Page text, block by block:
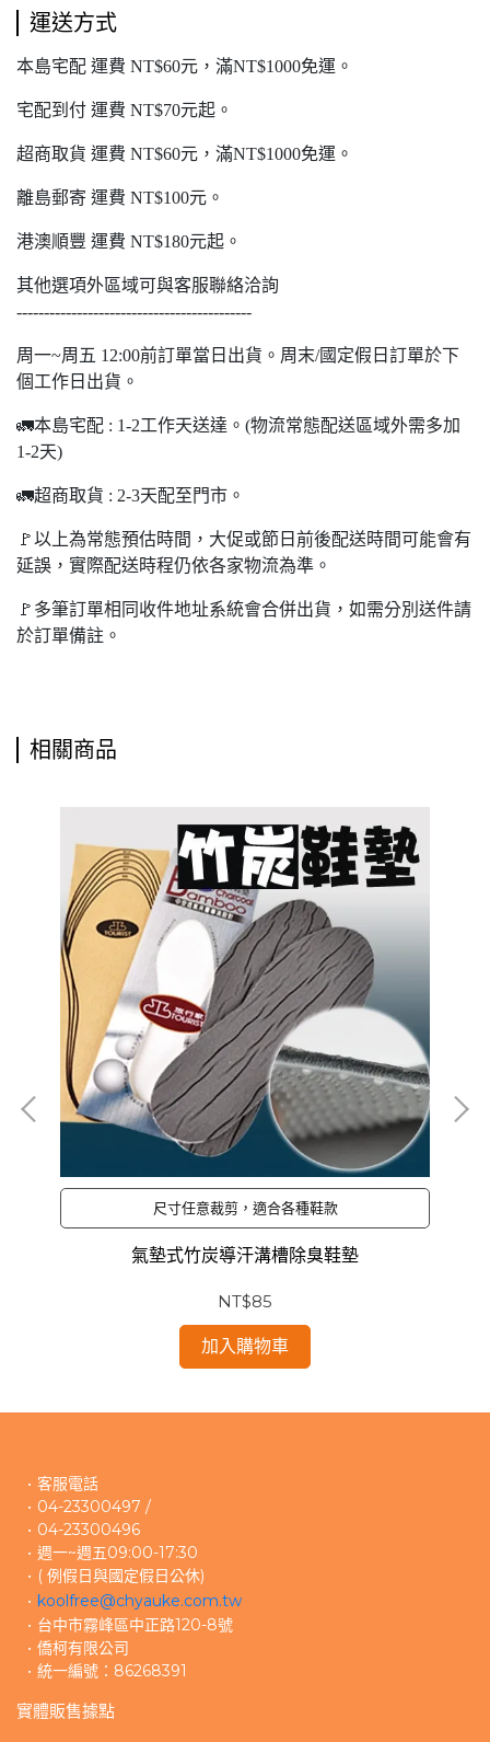
運送方式
本島宅配 運費 NT$60元，滿NT$1000免運。
宅配到付 運費 NT$70元起。
超商取貨 運費 NT$60元，滿NT$1000免運。
離島郵寄 運費 NT$100元。
港澳順豐 運費 NT$180元起。
其他選項外區域可與客服聯絡洽詢
-------------------------------------------
周一~周五 12:00前訂單當日出貨。周末/國定假日訂單於下
個工作日出貨。
🚛本島宅配 : 1-2工作天送達。(物流常態配送區域外需多加
1-2天)
🚛超商取貨 : 2-3天配至門市。
🚩以上為常態預估時間，大促或節日前後配送時間可能會有
延誤，實際配送時程仍依各家物流為準。
🚩多筆訂單相同收件地址系統會合併出貨，如需分別送件請
於訂單備註。
相關商品
尺寸任意裁剪，適合各種鞋款
氣墊式竹炭導汗溝槽除臭鞋墊
NT$85
加入購物車
客服電話
04-23300497 /
04-23300496
週一~週五09:00-17:30
( 例假日與國定假日公休)
koolfree@chyauke.com.tw
台中市霧峰區中正路120-8號
僑柯有限公司
統一編號：86268391
實體販售據點